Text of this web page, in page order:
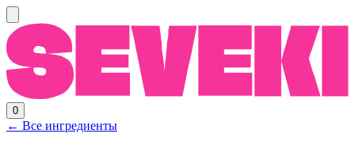
0
← Все ингредиенты